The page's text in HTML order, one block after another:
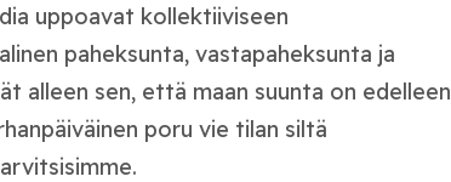
uppoavat kollektiiviseen
paheksunta, vastapaheksunta ja
alleen sen, että maan suunta on edelleen
poru vie tilan siltä